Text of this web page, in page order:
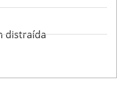
distraída